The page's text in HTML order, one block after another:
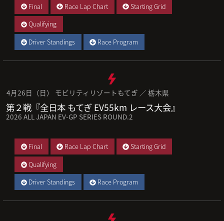
Final Race Lap Chart
Starting Grid
Qualifying
Driver Standings
Race Program
4月26日（日） モビリティリゾートもてぎ ／ 栃木県
第２戦『全日本 もてぎ EV55km レース大会』
2026 ALL JAPAN EV-GP SERIES ROUND.2
Final Race Lap Chart
Starting Grid
Qualifying
Driver Standings
Race Program